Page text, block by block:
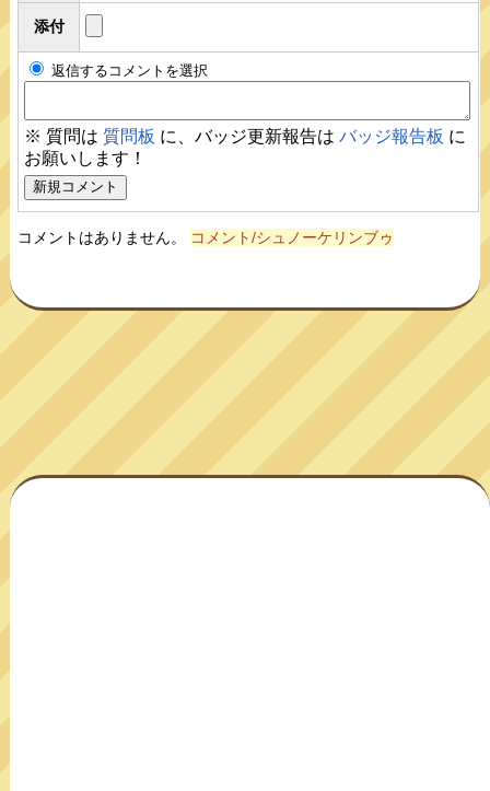
添付
返信するコメントを選択
※ 質問は 質問板 に、バッジ更新報告はバッジ報告板 に
お願いします！
コメントはありません。 コメント/シュノーケリンブゥ